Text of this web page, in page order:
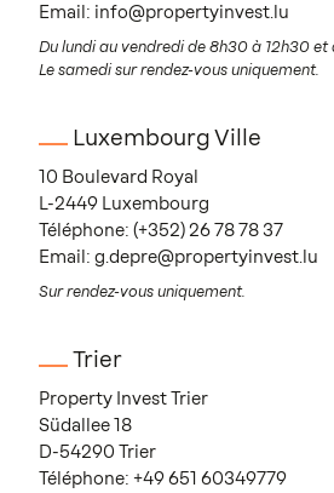
Email: info@propertyinvest.lu
Du lundi au vendredi de 8h30 à 12h30 et
Le samedi sur rendez-vous uniquement.
Luxembourg Ville
10 Boulevard Royal
L-2449 Luxembourg
Téléphone: (+352) 26 78 78 37
Email: g.depre@propertyinvest.lu
Sur rendez-vous uniquement.
Trier
Property Invest Trier
Südallee 18
D-54290 Trier
Téléphone: +49 651 60349779